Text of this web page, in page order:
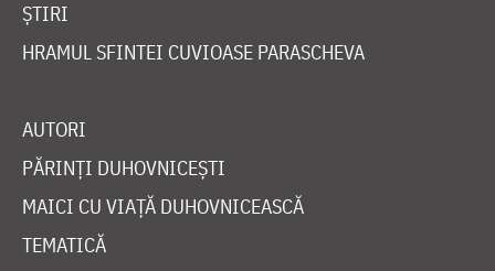
ȘTIRI
HRAMUL SFINTEI CUVIOASE PARASCHEVA
AUTORI
PĂRINȚI DUHOVNICEȘTI
MAICI CU VIAȚĂ DUHOVNICEASCĂ
TEMATICĂ